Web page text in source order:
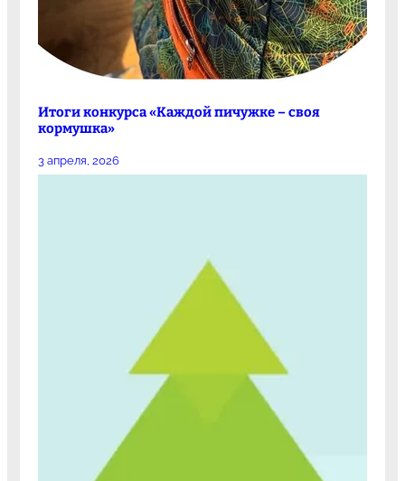
Итоги конкурса «Каждой пичужке – своя
кормушка»
3 апреля, 2026